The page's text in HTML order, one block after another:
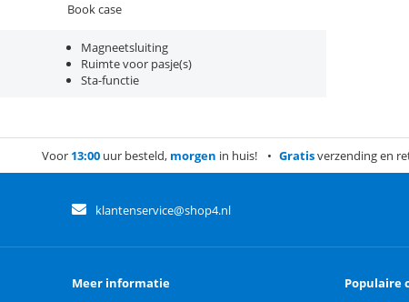
Book case
Magneetsluiting
Ruimte voor pasje(s)
Sta-functie
Voor 13:00 uur besteld, morgen in huis! Gratisverzending en
klantenservice@shop4.nl
Meer informatie
Populaire